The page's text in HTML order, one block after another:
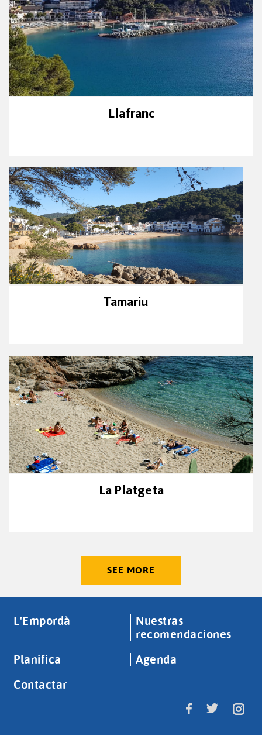
Llafranc
Tamariu
La Platgeta
SEE MORE
L'Empordà
Nuestras
recomendaciones
Planifica
Agenda
Contactar